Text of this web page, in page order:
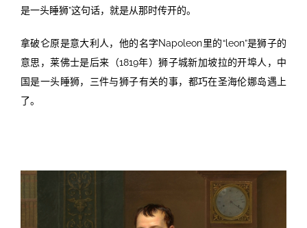
是一头睡狮”这句话，就是从那时传开的。
拿破仑原是意大利人，他的名字Napoleon里的“leon”是狮子的
意思，莱佛士是后来（1819年）狮子城新加坡拉的开埠人，中
国是一头睡狮，三件与狮子有关的事，都巧在圣海伦娜岛遇上
了。